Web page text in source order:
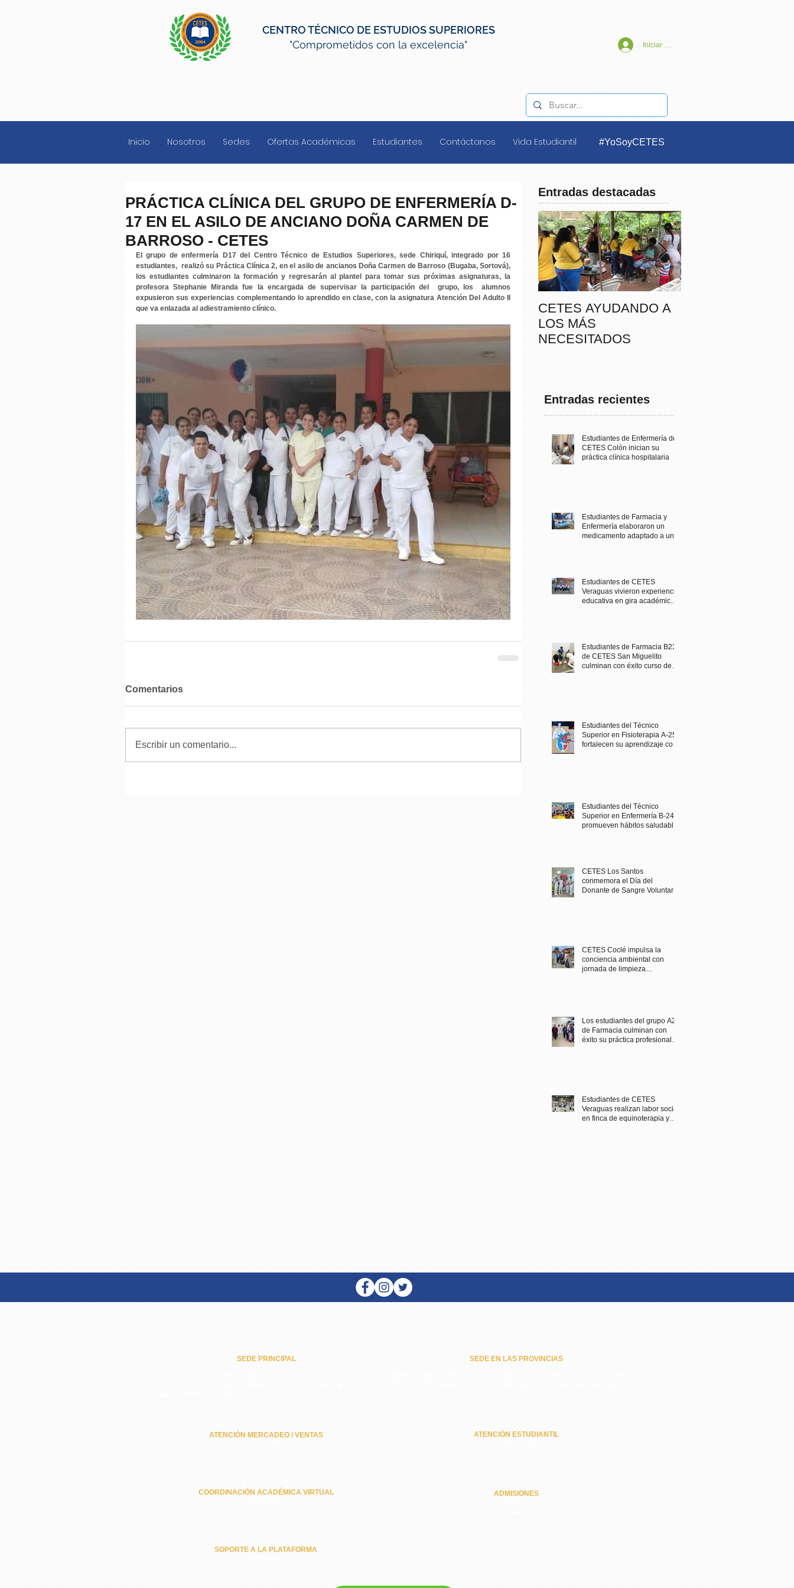
CENTRO TÉCNICO DE ESTUDIOS SUPERIORES
"Comprometidos con la excelencia"
Iniciar sesión
Inicio Nosotros Sedes Ofertas Académicas Estudiantes Contáctanos Vida Estudiantil #YoSoyCETES
PRÁCTICA CLÍNICA DEL GRUPO DE ENFERMERÍA D-
17 EN EL ASILO DE ANCIANO DOÑA CARMEN DE
BARROSO - CETES
El grupo de enfermería D17 del Centro Técnico de Estudios Superiores, sede Chiriquí, integrado por 16
estudiantes,  realizó su Práctica Clínica 2, en el asilo de ancianos Doña Carmen de Barroso (Bugaba, Sortová),
los estudiantes culminaron la formación y regresarán al plantel para tomar sus próximas asignaturas, la
profesora Stephanie Miranda fue la encargada de supervisar la participación del  grupo, los  alumnos
expusieron sus experiencias complementando lo aprendido en clase, con la asignatura Atención Del Adulto II
que va enlazada al adiestramiento clínico.
Comentarios
Escribir un comentario...
Entradas destacadas
CETES AYUDANDO A
LOS MÁS
NECESITADOS
Entradas recientes
Estudiantes de Enfermería de
CETES Colón inician su
práctica clínica hospitalaria
Estudiantes de Farmacia y
Enfermería elaboraron un
medicamento adaptado a una
Estudiantes de CETES
Veraguas vivieron experiencia
educativa en gira académica
Estudiantes de Farmacia B23
de CETES San Miguelito
culminan con éxito curso de
Estudiantes del Técnico
Superior en Fisioterapia A-25
fortalecen su aprendizaje con
Estudiantes del Técnico
Superior en Enfermería B-24
promueven hábitos saludables
CETES Los Santos
conmemora el Día del
Donante de Sangre Voluntario
CETES Coclé impulsa la
conciencia ambiental con
jornada de limpieza
Los estudiantes del grupo A23
de Farmacia culminan con
éxito su práctica profesional
Estudiantes de CETES
Veraguas realizan labor social
en finca de equinoterapia y
SEDE PRINCIPAL​
ATENCIÓN MERCADEO / VENTAS
COORDINACIÓN ACADÉMICA VIRTUAL
SEDE EN LAS PROVINCIAS
ATENCIÓN ESTUDIANTIL
ADMISIONES
SOPORTE A LA PLATAFORMA